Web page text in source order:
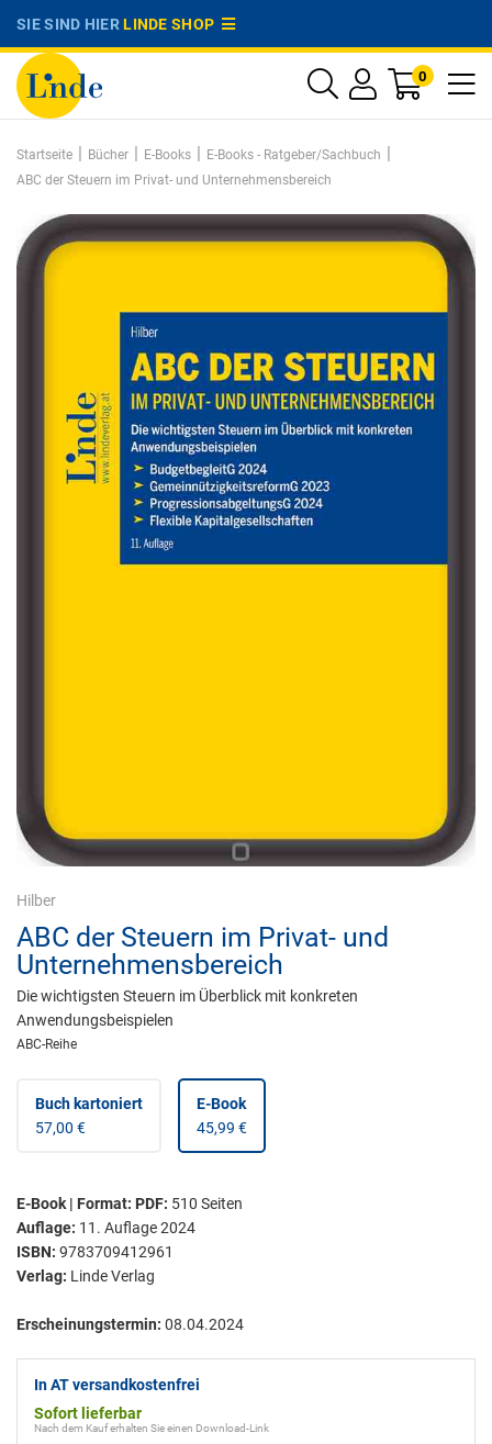
SIE SIND HIERLINDE SHOP
0
Startseite | Bücher | E-Books | E-Books - Ratgeber/Sachbuch |
ABC der Steuern im Privat- und Unternehmensbereich
Hilber
ABC der Steuern im Privat- und
Unternehmensbereich
Die wichtigsten Steuern im Überblick mit konkreten
Anwendungsbeispielen
ABC-Reihe
Buch kartoniert
57,00 €
E-Book
45,99 €
E-Book | Format: PDF: 510 Seiten
Auflage: 11. Auflage 2024
ISBN: 9783709412961
Verlag: Linde Verlag
Erscheinungstermin: 08.04.2024
In AT versandkostenfrei
Sofort lieferbar
Nach dem Kauf erhalten Sie einen Download-Link